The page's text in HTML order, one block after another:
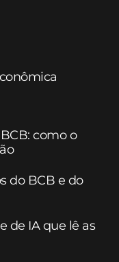
como o
do BCB e do
de IA que lê as